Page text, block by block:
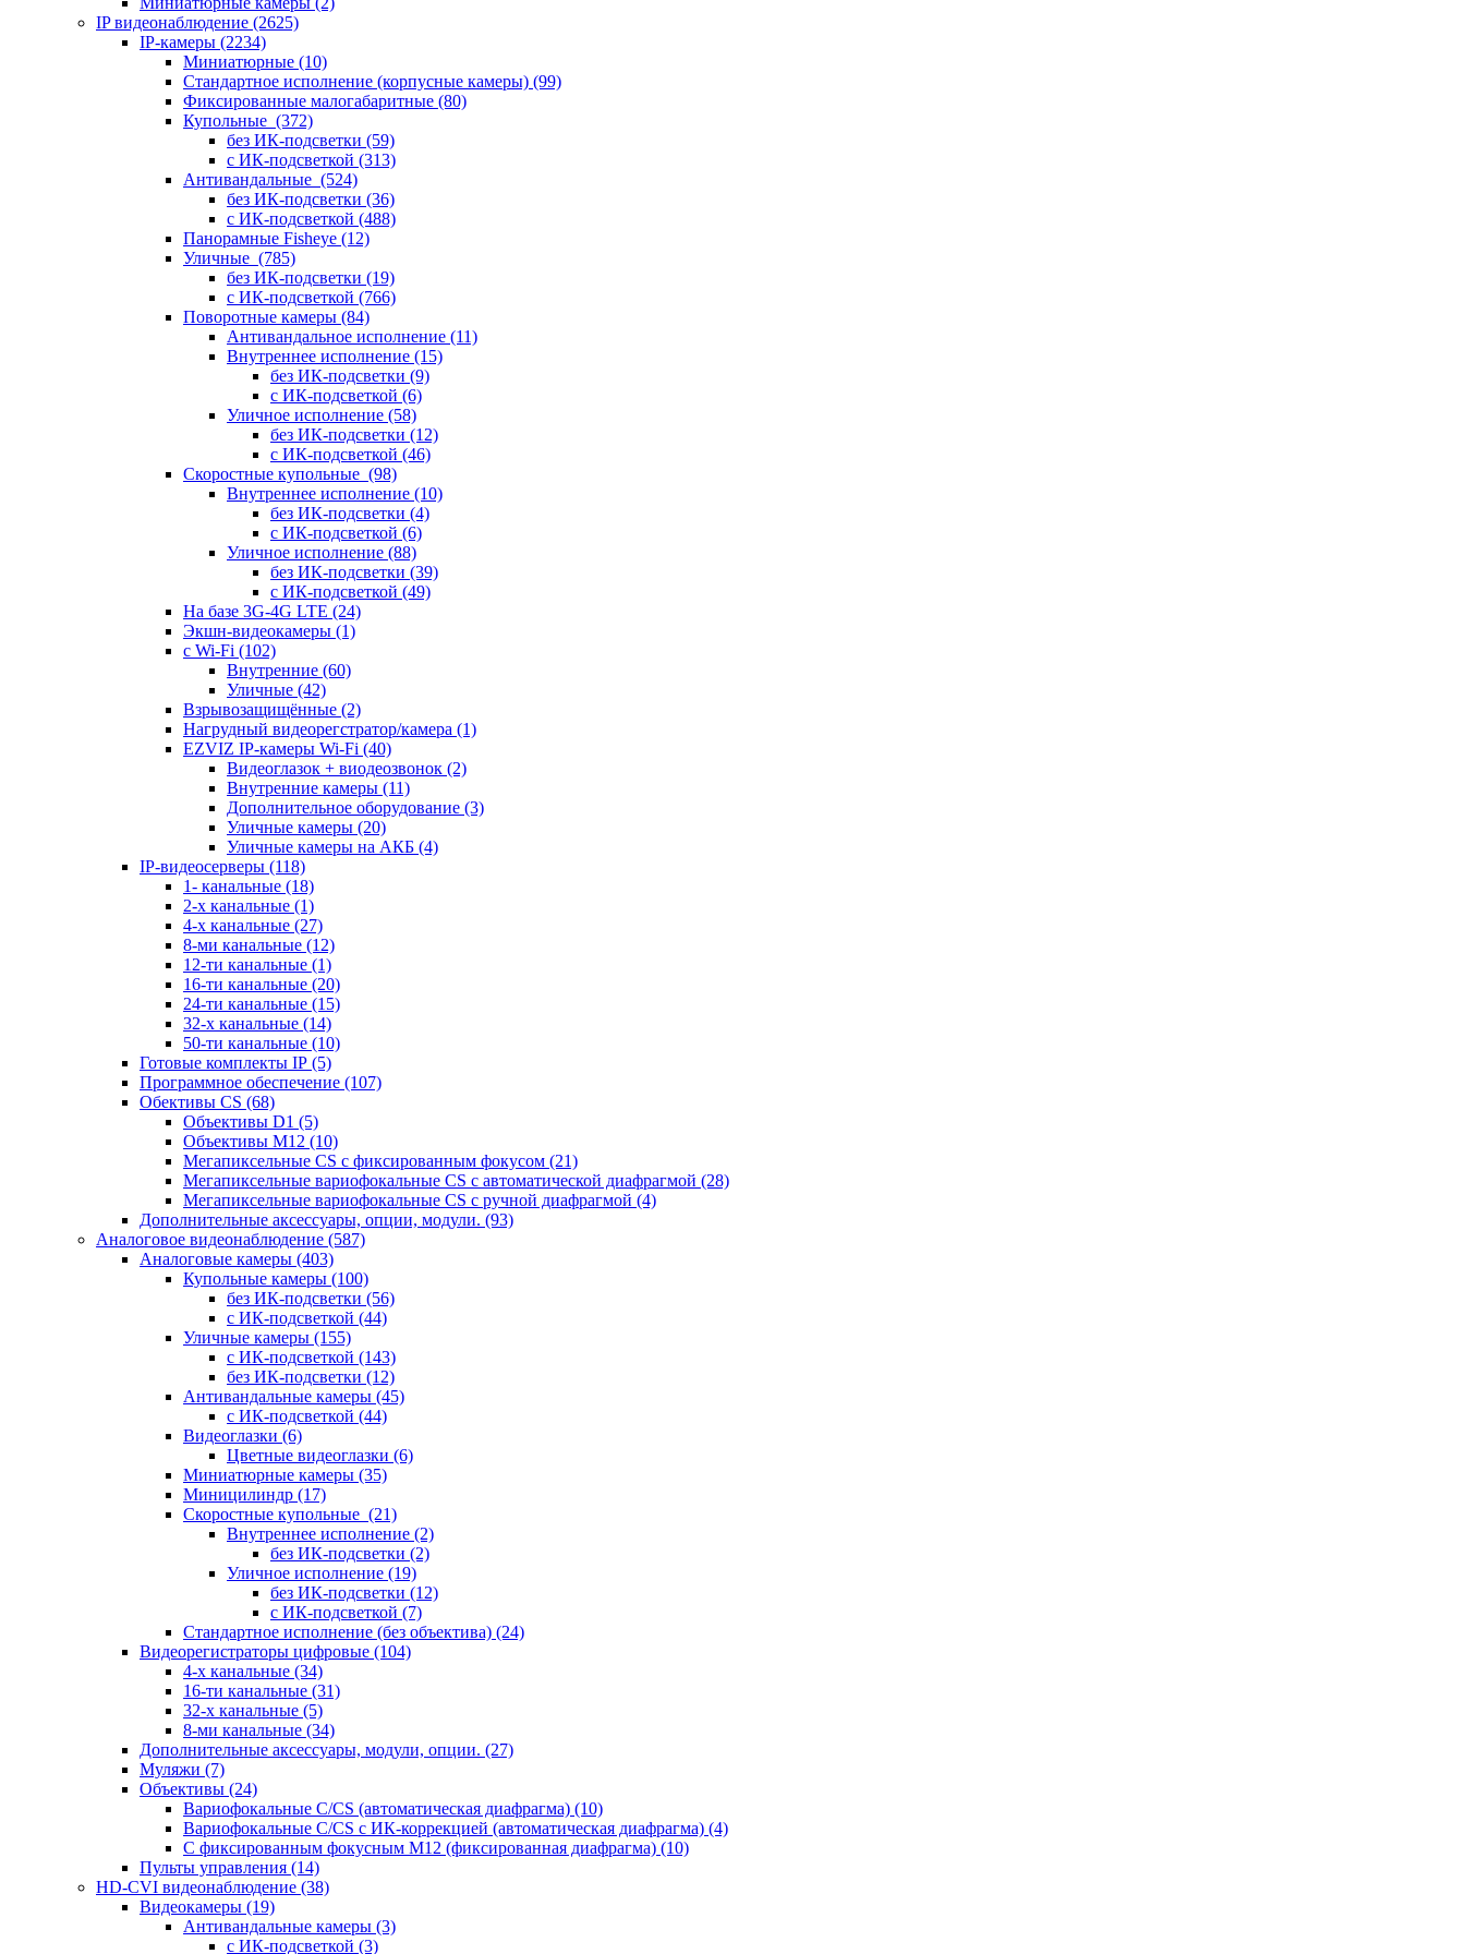
IP видеонаблюдение (2625)
IP-камеры (2234)
Миниатюрные (10)
Стандартное исполнение (корпусные камеры) (99)
Фиксированные малогабаритные (80)
Купольные (372)
без ИК-подсветки (59)
с ИК-подсветкой (313)
Антивандальные (524)
без ИК-подсветки (36)
с ИК-подсветкой (488)
Панорамные Fisheye (12)
Уличные (785)
без ИК-подсветки (19)
с ИК-подсветкой (766)
Поворотные камеры (84)
Антивандальное исполнение (11)
Внутреннее исполнение (15)
без ИК-подсветки (9)
с ИК-подсветкой (6)
Уличное исполнение (58)
без ИК-подсветки (12)
с ИК-подсветкой (46)
Скоростные купольные (98)
Внутреннее исполнение (10)
без ИК-подсветки (4)
с ИК-подсветкой (6)
Уличное исполнение (88)
без ИК-подсветки (39)
с ИК-подсветкой (49)
На базе 3G-4G LTE (24)
Экшн-видеокамеры (1)
с Wi-Fi (102)
Внутренние (60)
Уличные (42)
Взрывозащищённые (2)
Нагрудный видеорегстратор/камера (1)
EZVIZ IP-камеры Wi-Fi (40)
Видеоглазок + виодеозвонок (2)
Внутренние камеры (11)
Дополнительное оборудование (3)
Уличные камеры (20)
Уличные камеры на АКБ (4)
IP-видеосерверы (118)
1- канальные (18)
2-х канальные (1)
4-х канальные (27)
8-ми канальные (12)
12-ти канальные (1)
16-ти канальные (20)
24-ти канальные (15)
32-х канальные (14)
50-ти канальные (10)
Готовые комплекты IP (5)
Программное обеспечение (107)
Обективы CS (68)
Объективы D1 (5)
Объективы M12 (10)
Мегапиксельные CS c фиксированным фокусом (21)
Мегапиксельные вариофокальные CS c автоматической диафрагмой (28)
Мегапиксельные вариофокальные CS c ручной диафрагмой (4)
Дополнительные аксессуары, опции, модули. (93)
Аналоговое видеонаблюдение (587)
Аналоговые камеры (403)
Купольные камеры (100)
без ИК-подсветки (56)
с ИК-подсветкой (44)
Уличные камеры (155)
с ИК-подсветкой (143)
без ИК-подсветки (12)
Антивандальные камеры (45)
с ИК-подсветкой (44)
Видеоглазки (6)
Цветные видеоглазки (6)
Миниатюрные камеры (35)
Миницилиндр (17)
Скоростные купольные (21)
Внутреннее исполнение (2)
без ИК-подсветки (2)
Уличное исполнение (19)
без ИК-подсветки (12)
с ИК-подсветкой (7)
Стандартное исполнение (без объектива) (24)
Видеорегистраторы цифровые (104)
4-х канальные (34)
16-ти канальные (31)
32-х канальные (5)
8-ми канальные (34)
Дополнительные аксессуары, модули, опции. (27)
Муляжи (7)
Объективы (24)
Вариофокальные C/CS (автоматическая диафрагма) (10)
Вариофокальные C/CS с ИК-коррекцией (автоматическая диафрагма) (4)
С фиксированным фокусным М12 (фиксированная диафрагма) (10)
Пульты управления (14)
HD-CVI видеонаблюдение (38)
Видеокамеры (19)
Антивандальные камеры (3)
с ИК-подсветкой (3)